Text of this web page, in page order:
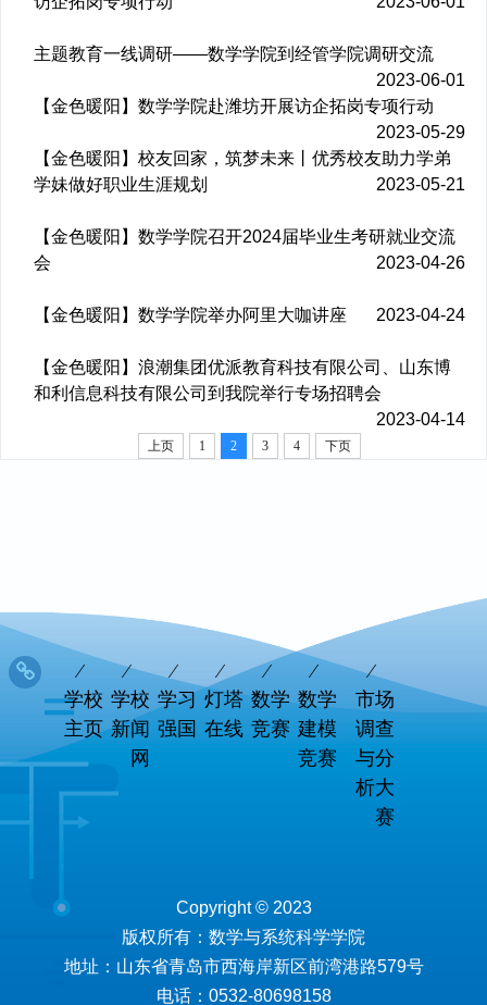
主题教育一线调研——数学学院到经管学院调研交流
2023-06-01
【金色暖阳】数学学院赴潍坊开展访企拓岗专项行动
2023-05-29
【金色暖阳】校友回家，筑梦未来丨优秀校友助力学弟
学妹做好职业生涯规划
2023-05-21
【金色暖阳】数学学院召开2024届毕业生考研就业交流
会
2023-04-26
【金色暖阳】数学学院举办阿里大咖讲座 2023-04-24
【金色暖阳】浪潮集团优派教育科技有限公司、山东博
和利信息科技有限公司到我院举行专场招聘会
2023-04-14
上页 1 2 3 4 下页
学校
主页
学校
新闻
网
学习
强国
灯塔
在线
数学
竞赛
数学
建模
竞赛
市场
调查
与分
析大
赛
Copyright © 2023
版权所有：数学与系统科学学院
地址：山东省青岛市西海岸新区前湾港路579号
电话：0532-80698158